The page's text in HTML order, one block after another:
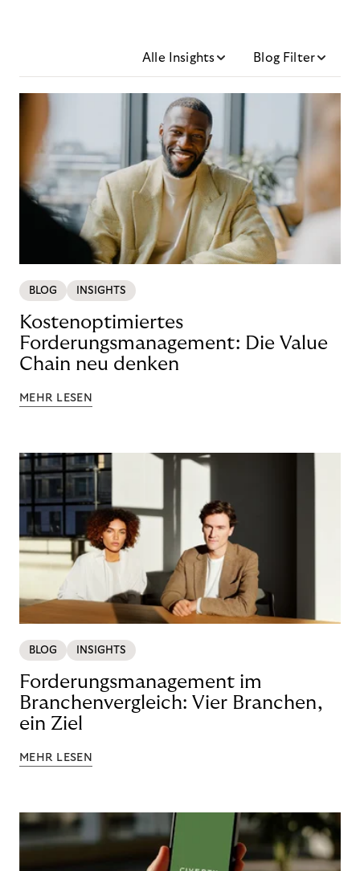
Alle Insights Blog Filter
BLOG INSIGHTS
Kostenoptimiertes
Forderungsmanagement: Die Value
Chain neu denken
MEHR LESEN
BLOG INSIGHTS
Forderungsmanagement im
Branchenvergleich: Vier Branchen,
ein Ziel
MEHR LESEN